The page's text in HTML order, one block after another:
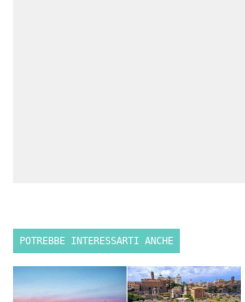
POTREBBE INTERESSARTI ANCHE